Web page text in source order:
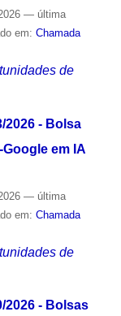
— última
em: Chamada
de
2026 - Bolsa
em IA
— última
em: Chamada
de
2026 - Bolsas